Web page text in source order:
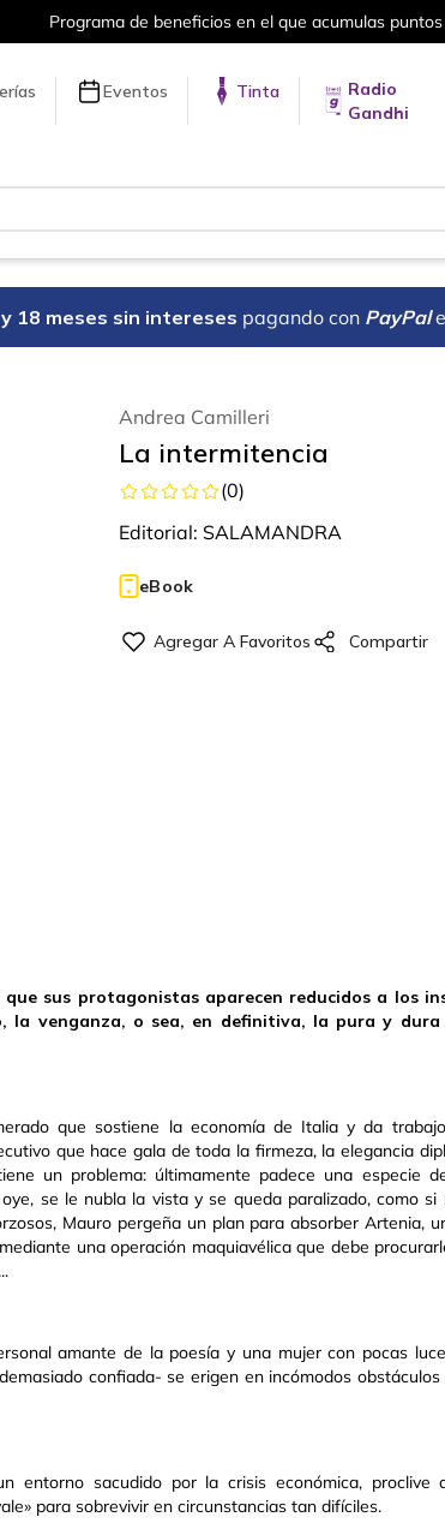
Más de 5 millones de
Eventos Tinta
Radio
Gandhi
y 18 meses sin intereses pagando con PayPal
Andrea Camilleri
La intermitencia
(0)
Editorial: SALAMANDRA
eBook
sus protagonistas aparecen reducidos a los
la venganza, o sea, en definitiva, la pura y
que sostiene la economía de Italia y da
que hace gala de toda la firmeza, la elegancia
un problema: últimamente padece una especie
se le nubla la vista y se queda paralizado, como si
Mauro pergeña un plan para absorber Artenia,
una operación maquiavélica que debe
amante de la poesía y una mujer con pocas
confiada- se erigen en incómodos
entorno sacudido por la crisis económica, proclive
para sobrevivir en circunstancias tan difíciles.